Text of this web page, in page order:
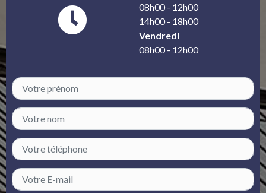
08h00 - 12h00
14h00 - 18h00
Vendredi
08h00 - 12h00